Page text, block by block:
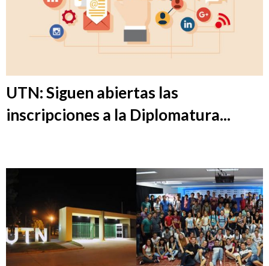
UTN: Siguen abiertas las
inscripciones a la Diplomatura...